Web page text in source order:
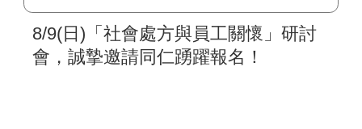
8/9(日)「社會處方與員工關懷」研討
會，誠摯邀請同仁踴躍報名！